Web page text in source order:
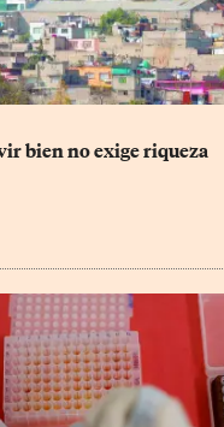
bien no exige riqueza